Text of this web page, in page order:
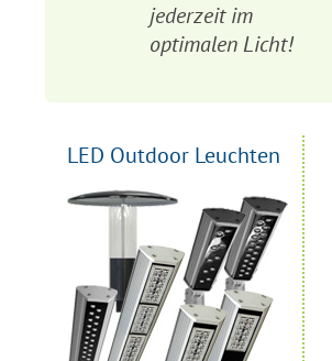
jederzeit im
optimalen Licht!
LED Outdoor Leuchten